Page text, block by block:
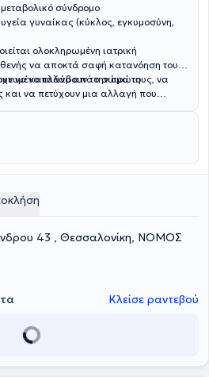
σύνδρομο
γυναίκας (κύκλος, εγκυμοσύνη,
ολοκληρωμένη ιατρική
να αποκτά σαφή κατανόηση του
πλάνο από την πρώτη
να καταλάβουν το σώμα τους, να
και να πετύχουν μια αλλαγή που
43 , Θεσσαλονίκη, ΝΟΜΟΣ
Κλείσε ραντεβού